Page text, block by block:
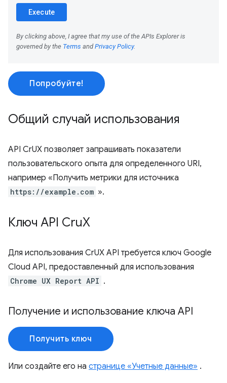
Попробуйте!
Общий случай использования
API CrUX позволяет запрашивать показатели
пользовательского опыта для определенного URI,
например «Получить метрики для источника
https://example.com ».
Ключ API CruX
Для использования CrUX API требуется ключ Google
Cloud API, предоставленный для использования
Chrome UX Report API .
Получение и использование ключа API
Получить ключ
Или создайте его на странице «Учетные данные» .